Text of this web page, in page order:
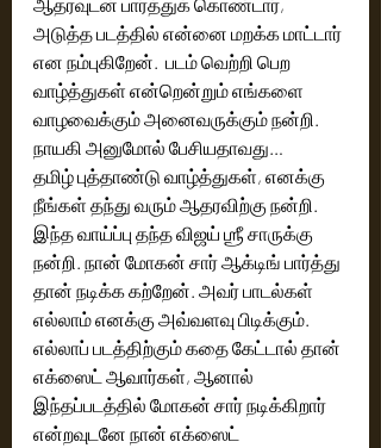
அடுத்த படத்தில் என்னை மறக்க மாட்டார்
என நம்புகிறேன்.  படம் வெற்றி பெற
வாழ்த்துகள் என்றென்றும் எங்களை
வாழவைக்கும் அனைவருக்கும் நன்றி.
நாயகி அனுமோல் பேசியதாவது…
தமிழ் புத்தாண்டு வாழ்த்துகள், எனக்கு
நீங்கள் தந்து வரும் ஆதரவிற்கு நன்றி.
இந்த வாய்ப்பு தந்த விஜய் ஶ்ரீ சாருக்கு
நன்றி. நான் மோகன் சார் ஆக்டிங் பார்த்து
தான் நடிக்க கற்றேன். அவர் பாடல்கள்
எல்லாம் எனக்கு அவ்வளவு பிடிக்கும்.
எல்லாப் படத்திற்கும் கதை கேட்டால் தான்
எக்ஸைட் ஆவார்கள், ஆனால்
இந்தப்படத்தில் மோகன் சார் நடிக்கிறார்
என்றவுடனே நான் எக்ஸைட்